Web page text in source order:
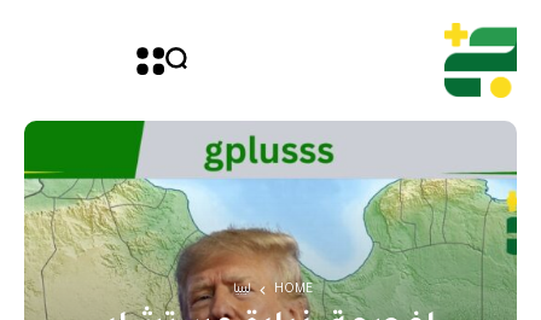
HOME ليبيا